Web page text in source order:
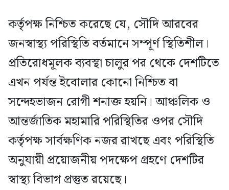
কর্তৃপক্ষ নিশ্চিত করেছে যে, সৌদি আরবের
জনস্বাস্থ্য পরিস্থিতি বর্তমানে সম্পূর্ণ স্থিতিশীল।
প্রতিরোধমূলক ব্যবস্থা চালুর পর থেকে দেশটিতে
এখন পর্যন্ত ইবোলার কোনো নিশ্চিত বা
সন্দেহভাজন রোগী শনাক্ত হয়নি। আঞ্চলিক ও
আন্তর্জাতিক মহামারি পরিস্থিতির ওপর সৌদি
কর্তৃপক্ষ সার্বক্ষণিক নজর রাখছে এবং পরিস্থিতি
অনুযায়ী প্রয়োজনীয় পদক্ষেপ গ্রহণে দেশটির
স্বাস্থ্য বিভাগ প্রস্তুত রয়েছে।